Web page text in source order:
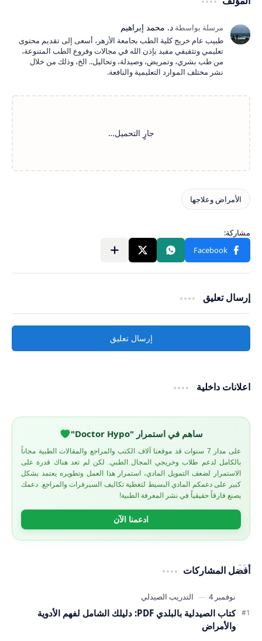
طبيب عام خريج كلية الطب بجامعة الأزهر، أسعى إلى تقديم محتوى
تعليمي وتثقيفي مفيد بإذن الله في مجالات وفروع الطب المتنوعة،
من طب بشري، وتمريض، وصيدلة، وتحاليل.. الخ، وذلك من خلال
نشر مختلف الموارد التعليمية والنافعة.
إرسال تعليق
إرسال تعليق
اعلانات داخلية
ساهم في استمرار "Doctor Hypo"
على مدار 7 سنوات قد موقعنا آلاف الكتب والمراجع والمقالات الطبية مجاناً
بالكامل لدعم طلاب وخريجي المجال الطبي. لكن لم تعد هناك قدرة على
الاستمرار لضعف التمويل المادي، استمرار هذا العمل وتطويره يعتمد بشكل
كبير على دعمكم المادي البسيط لتغطية تكاليف السيرفرات والمراجع. دعمك
يصنع فارقاً حقيقياً في نشر المعرفة الطبية!
ادعمنا الآن
أفضل المشاركات
كتاب الصيدلية بالبلدي PDF: دليلك الشامل لفهم الأدوية
والأمراض